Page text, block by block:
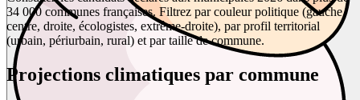
34 000 communes françaises. Filtrez par couleur politique (gauche,
centre, droite, écologistes, extrême-droite), par profil territorial
(urbain, périurbain, rural) et par taille de commune.
Projections climatiques par commune